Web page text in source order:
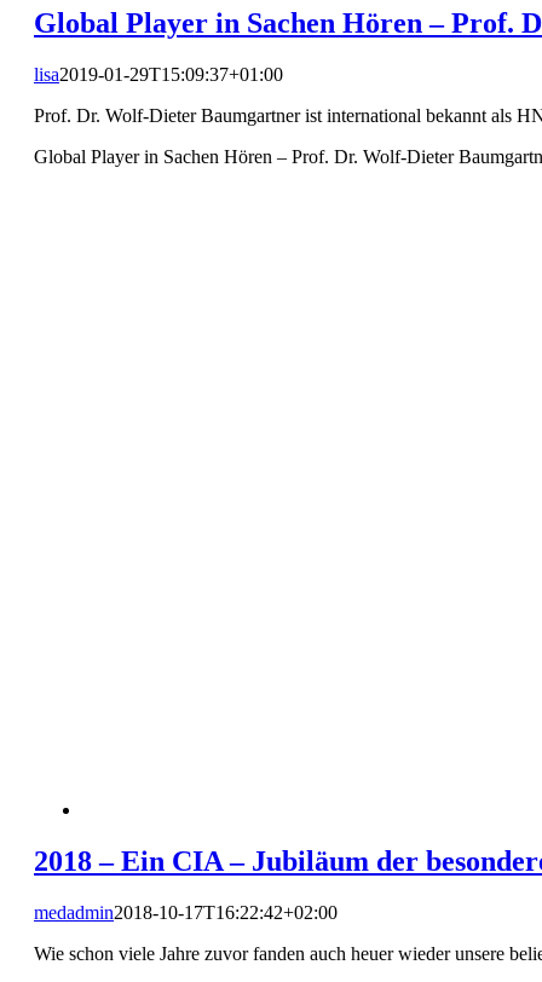
Global Player in Sachen Hören –
lisa2019-01-29T15:09:37+01:00
Prof. Dr. Wolf-Dieter Baumgartner ist international bekannt als
Global Player in Sachen Hören – Prof. Dr. Wolf-Dieter
2018 – Ein CIA – Jubiläum der
medadmin2018-10-17T16:22:42+02:00
Wie schon viele Jahre zuvor fanden auch heuer wieder unsere